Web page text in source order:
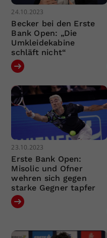
24.10.2023
Becker bei den Erste
Bank Open: „Die
Umkleidekabine
schläft nicht“
23.10.2023
Erste Bank Open:
Misolic und Ofner
wehren sich gegen
starke Gegner tapfer